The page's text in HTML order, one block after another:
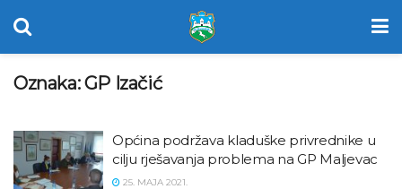
Oznaka:GP Izačić
Općina podržava kladuške privrednike u
cilju rješavanja problema na GP Maljevac
25. MAJA 2021.